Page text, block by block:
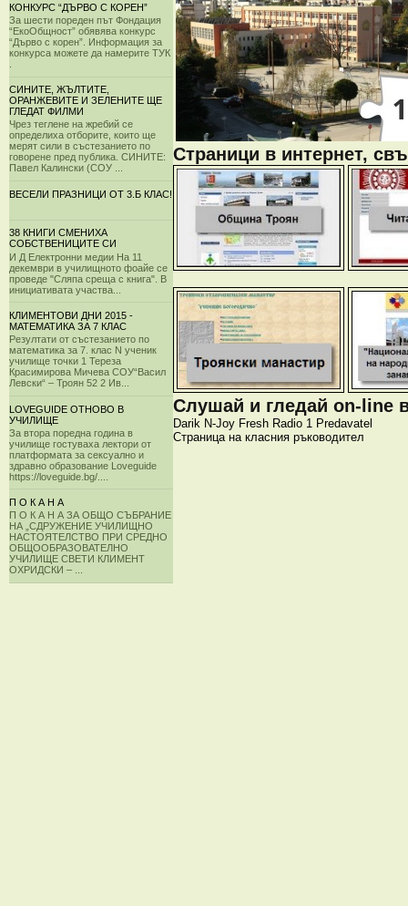
КОНКУРС “ДЪРВО С КОРЕН”
За шести пореден път Фондация
“ЕкоОбщност” обявява конкурс
“Дърво с корен”. Информация за
конкурса можете да намерите ТУК
СИНИТЕ, ЖЪЛТИТЕ,
ОРАНЖЕВИТЕ И ЗЕЛЕНИТЕ ЩЕ
ГЛЕДАТ ФИЛМИ
Чрез теглене на жребий се
определиха отборите, които ще
мерят сили в състезанието по
говорене пред публика. СИНИТЕ:
Павел Калински (СОУ ...
ВЕСЕЛИ ПРАЗНИЦИ ОТ 3.Б КЛАС!
38 КНИГИ СМЕНИХА
СОБСТВЕНИЦИТЕ СИ
И Д Електронни медии На 11
декември в училищното фоайе се
проведе "Сляпа среща с книга". В
инициативата участва...
КЛИМЕНТОВИ ДНИ 2015 -
МАТЕМАТИКА ЗА 7 КЛАС
Резултати от състезанието по
математика за 7. клас N ученик
училище точки 1 Тереза
Красимирова Мичева СОУ“Васил
Левски“ – Троян 52 2 Ив...
LOVEGUIDE ОТНОВО В
УЧИЛИЩЕ
За втора поредна година в
училище гостуваха лектори от
платформата за сексуално и
здравно образование Loveguide
https://loveguide.bg/....
П О К А Н А
П О К А Н А ЗА ОБЩО СЪБРАНИЕ
НА „СДРУЖЕНИЕ УЧИЛИЩНО
НАСТОЯТЕЛСТВО ПРИ СРЕДНО
ОБЩООБРАЗОВАТЕЛНО
УЧИЛИЩЕ СВЕТИ КЛИМЕНТ
ОХРИДСКИ – ...
Страници в интернет,
Слушай и гледай on-line
Darik N-Joy Fresh Radio 1 Predavatel
Страница на класния ръководител